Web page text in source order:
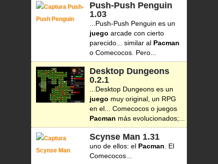
Push-Push Penguin
1.03
...Push-Push Penguin es un
juego arcade con cierto
parecido... similar al Pacman
o Comecocos. Pero...
Desktop Dungeons
0.2.1
...Desktop Dungeons es un
juego muy original, un RPG
en el... Comecocos o juegos
Pacman más evolucionados;...
Scynse Man 1.31
uno de ellos: el Pacman . El
Comecocos...